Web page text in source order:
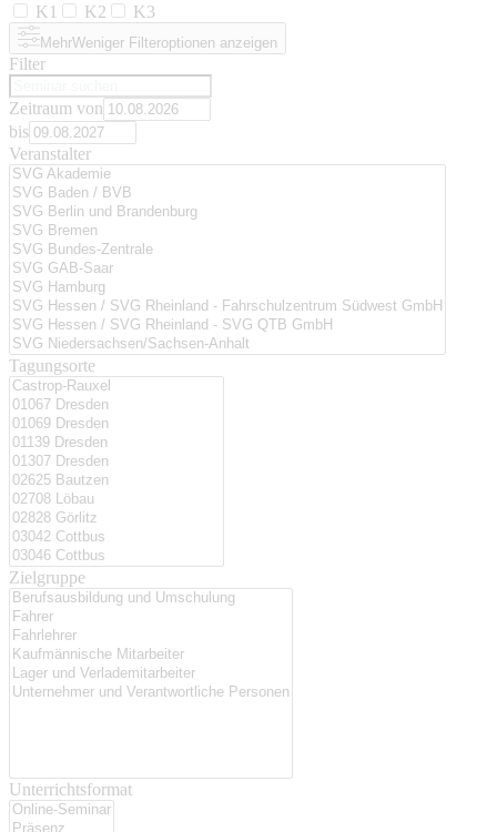
K1
K2 K3
MehrWeniger Filteroptionen anzeigen
Filter
Zeitraum von
bis
Veranstalter
Tagungsorte
Zielgruppe
Unterrichtsformat